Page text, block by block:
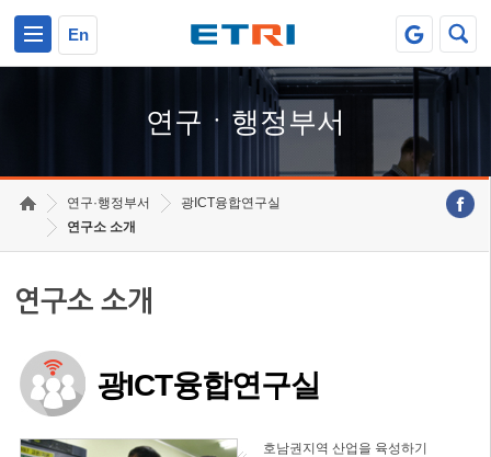
En
연구ㆍ행정부서
연구·행정부서
광ICT융합연구실
연구소 소개
연구소 소개
광ICT융합연구실
호남권지역 산업을 육성하기